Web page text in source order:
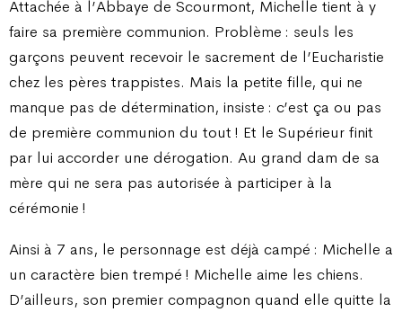
Attachée à l’Abbaye de Scourmont, Michelle tient à y
faire sa première communion. Problème : seuls les
garçons peuvent recevoir le sacrement de l’Eucharistie
chez les pères trappistes. Mais la petite fille, qui ne
manque pas de détermination, insiste : c’est ça ou pas
de première communion du tout ! Et le Supérieur finit
par lui accorder une dérogation. Au grand dam de sa
mère qui ne sera pas autorisée à participer à la
cérémonie !
Ainsi à 7 ans, le personnage est déjà campé : Michelle a
un caractère bien trempé ! Michelle aime les chiens.
D’ailleurs, son premier compagnon quand elle quitte la